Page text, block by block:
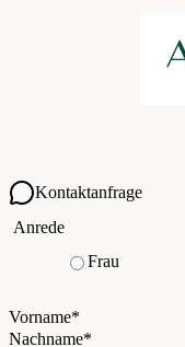
Kontaktanfrage
Ihre Kontaktdaten
Anrede
Frau
Vorname*
Nachname
Nachname*
E-Mail*(Pflichtfeld)